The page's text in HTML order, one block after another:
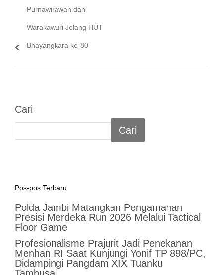
Purnawirawan dan
Warakawuri Jelang HUT
Bhayangkara ke-80
Cari
Cari
Pos-pos Terbaru
Polda Jambi Matangkan Pengamanan
Presisi Merdeka Run 2026 Melalui Tactical
Floor Game
Profesionalisme Prajurit Jadi Penekanan
Menhan RI Saat Kunjungi Yonif TP 898/PC,
Didampingi Pangdam XIX Tuanku